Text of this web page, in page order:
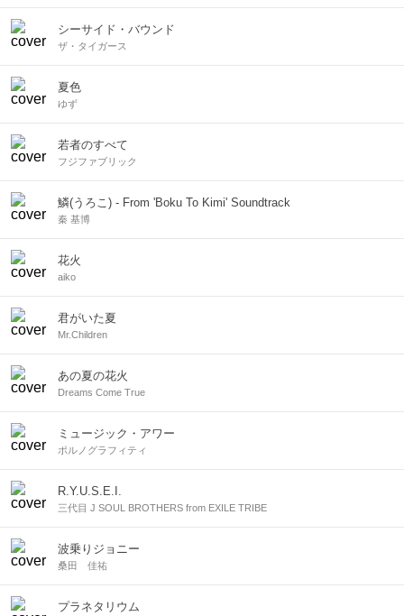
シーサイド・バウンド
ザ・タイガース
夏色
ゆず
若者のすべて
フジファブリック
鱗(うろこ) - From 'Boku To Kimi' Soundtrack
秦 基博
花火
aiko
君がいた夏
Mr.Children
あの夏の花火
Dreams Come True
ミュージック・アワー
ポルノグラフィティ
R.Y.U.S.E.I.
三代目 J SOUL BROTHERS from EXILE TRIBE
波乗りジョニー
桑田 佳祐
プラネタリウム